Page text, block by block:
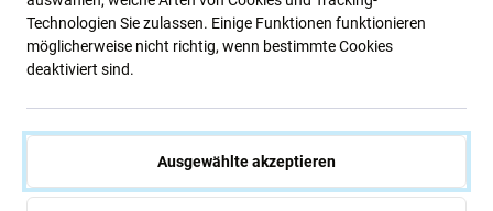
V6150undS2, die eine hohe Härte und gute Haltbarkeit
aufweisen. Die Öffnungswerkzeuge sind ausKunststoff
sodass Sie verschiedene Geräte öffnen können, ohne sie
zu beschädigen. Die Verlängerungsstangen bestehen aus
magnetischem Edelstahl, sodass Sie auch enge oder
unzugängliche Stellen erreichen können. Der universelle
gebogene Griff besteht ausPP-TPR, ist weich und
Technologien Sie zulassen. Einige Funktionen funktionieren
möglicherweise nicht richtig, wenn bestimmte Cookies
deaktiviert sind.
Ausgewählte akzeptieren